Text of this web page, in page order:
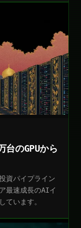
台のGPUから
資パイプライン
最速成長のAIイ
ています。